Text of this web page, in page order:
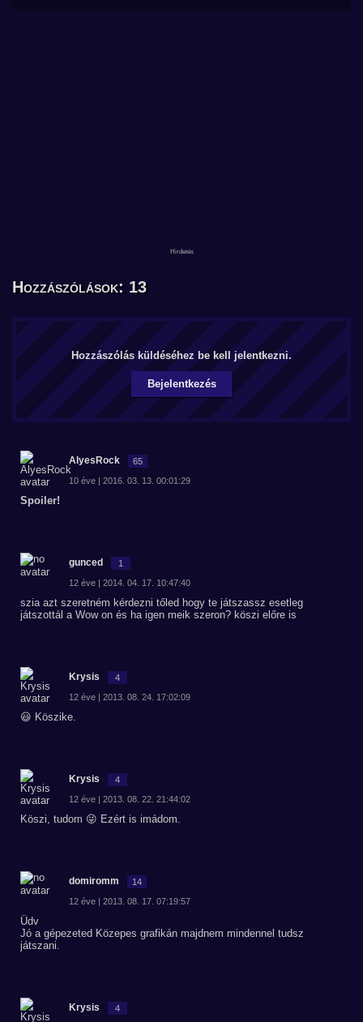
Hozzászólások: 13
Hozzászólás küldéséhez be kell jelentkezni.
Bejelentkezés
AlyesRock 65
10 éve | 2016. 03. 13. 00:01:29
Spoiler!
gunced 1
12 éve | 2014. 04. 17. 10:47:40
szia azt szeretném kérdezni tőled hogy te játszassz esetleg
játszottál a Wow on és ha igen meik szeron? köszi előre is
Krysis 4
12 éve | 2013. 08. 24. 17:02:09
😃 Köszike.
Krysis 4
12 éve | 2013. 08. 22. 21:44:02
Köszi, tudom 😜 Ezért is imádom.
domiromm 14
12 éve | 2013. 08. 17. 07:19:57
Üdv
Jó a gépezeted Közepes grafikán majdnem mindennel tudsz
játszani.
Krysis 4